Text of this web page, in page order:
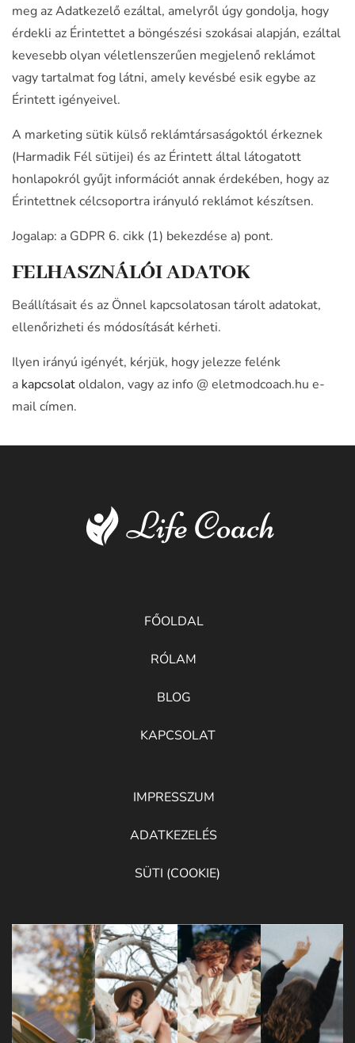
meg az Adatkezelő ezáltal, amelyről úgy gondolja, hogy
érdekli az Érintettet a böngészési szokásai alapján, ezáltal
kevesebb olyan véletlenszerűen megjelenő reklámot
vagy tartalmat fog látni, amely kevésbé esik egybe az
Érintett igényeivel.
A marketing sütik külső reklámtársaságoktól érkeznek
(Harmadik Fél sütijei) és az Érintett által látogatott
honlapokról gyűjt információt annak érdekében, hogy az
Érintettnek célcsoportra irányuló reklámot készítsen.
Jogalap: a GDPR 6. cikk (1) bekezdése a) pont.
FELHASZNÁLÓI ADATOK
Beállításait és az Önnel kapcsolatosan tárolt adatokat,
ellenőrizheti és módosítását kérheti.
Ilyen irányú igényét, kérjük, hogy jelezze felénk
a kapcsolatoldalon, vagy az info @ eletmodcoach.hu e-
mail címen.
FŐOLDAL
RÓLAM
BLOG
KAPCSOLAT
IMPRESSZUM
ADATKEZELÉS
SÜTI (COOKIE)